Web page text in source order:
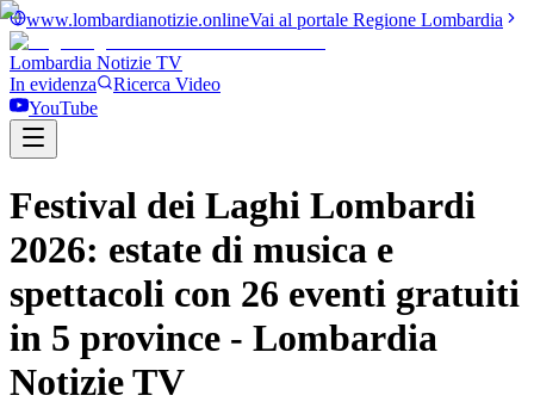
www.lombardianotizie.onlineVai al portale Regione Lombardia
Lombardia Notizie TV
In evidenza
Ricerca Video
YouTube
Festival dei Laghi Lombardi
2026: estate di musica e
spettacoli con 26 eventi gratuiti
in 5 province - Lombardia
Notizie TV